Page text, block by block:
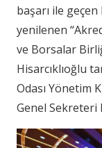
başarı ile geçen
yenilenen
ve Borsalar
Hisarcıklıoğlu
Odası Yönetim
Genel Sekreteri